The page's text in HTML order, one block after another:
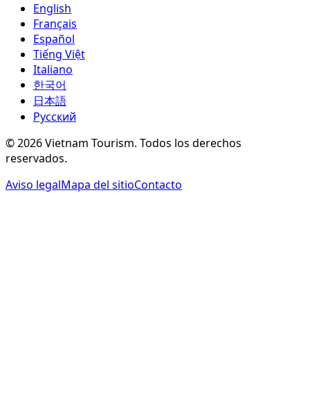
English
Français
Español
Tiếng Việt
Italiano
한국어
日本語
Русский
©2026Vietnam Tourism. Todos los derechos
reservados.
Aviso legalMapa del sitioContacto